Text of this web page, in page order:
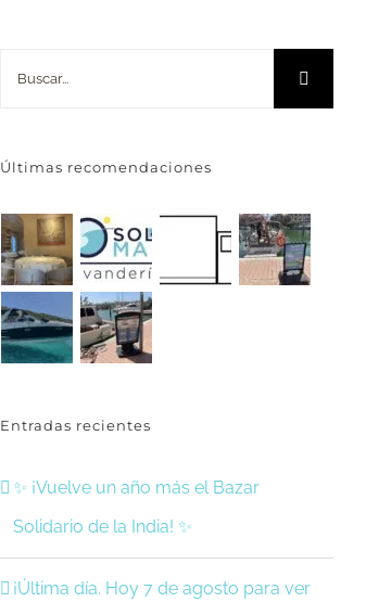
Últimas recomendaciones
Entradas recientes
✨ ¡Vuelve un año más el Bazar
Solidario de la India! ✨
¡Última día. Hoy 7 de agosto para ver